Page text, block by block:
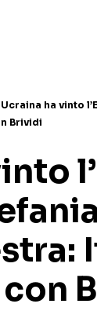
Ucraina ha vinto
Brividi